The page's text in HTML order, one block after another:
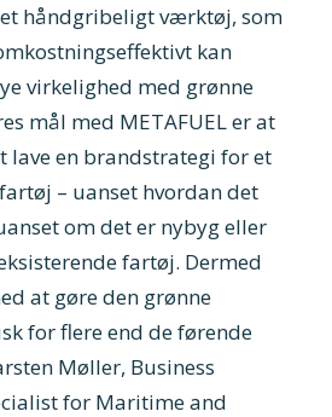
et håndgribeligt værktøj, som
kan
virkelighed med grønne
mål med METAFUEL er at
lave en brandstrategi for et
– uanset hvordan det
om det er nybyg eller
fartøj. Dermed
at gøre den grønne
for flere end de førende
Møller, Business
for Maritime and